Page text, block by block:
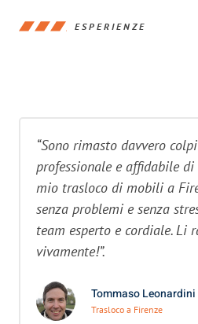
ESPERIENZE
“Sono rimasto davvero
professionale e affidabile
mio trasloco di mobili a
senza problemi e senza
team esperto e cordiale. Li
vivamente!”.
Tommaso Leonardini
Trasloco a Firenze